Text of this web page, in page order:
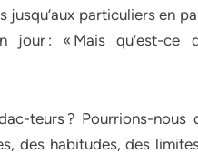
particuliers en
jour : « Mais qu’est-ce
teurs ? Pourrions-nous
des habitudes, des